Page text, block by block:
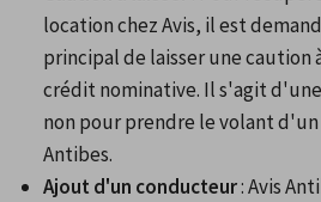
location chez Avis, il est
principal de laisser une caution
crédit nominative. Il s'agit
non pour prendre le volant
Antibes.
Ajout d'un conducteur : Avis